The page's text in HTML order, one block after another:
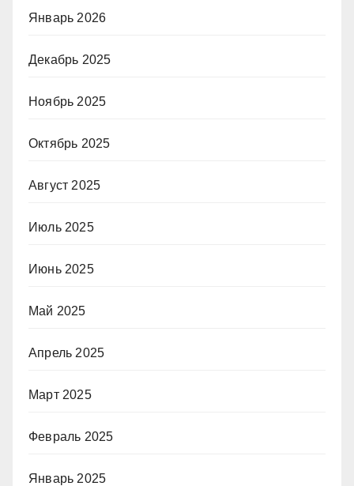
Январь 2026
Декабрь 2025
Ноябрь 2025
Октябрь 2025
Август 2025
Июль 2025
Июнь 2025
Май 2025
Апрель 2025
Март 2025
Февраль 2025
Январь 2025